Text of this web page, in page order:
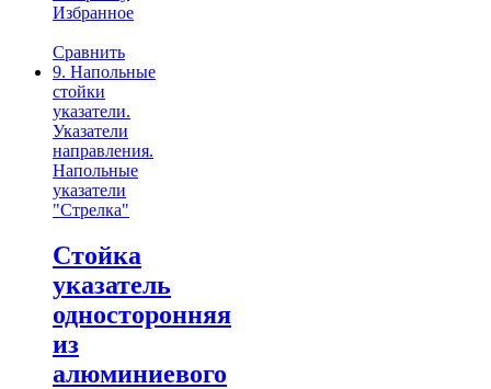
Избранное
Сравнить
9. Напольные
стойки
указатели.
Указатели
направления.
Напольные
указатели
"Стрелка"
Стойка
указатель
односторонняя
из
алюминиевого